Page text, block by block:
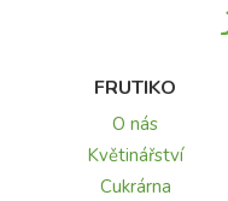
FRUTIKO
O nás
Květinářství
Cukrárna